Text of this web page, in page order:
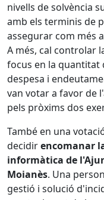
nivells de solvència
amb els terminis de
assegurar com més
A més, cal controlar
focus en la quantitat
despesa i
van votar a favor de
pels pròxims dos
També en una
decidirencomanar
informàtica de
Moianès. Una
gestió i solució